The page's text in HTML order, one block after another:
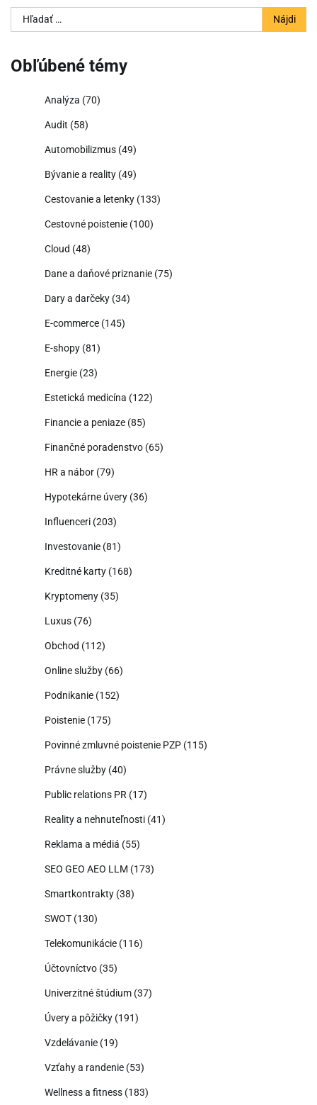
Hľadať:
Obľúbené témy
Analýza (70)
Audit (58)
Automobilizmus (49)
Bývanie a reality (49)
Cestovanie a letenky (133)
Cestovné poistenie (100)
Cloud (48)
Dane a daňové priznanie (75)
Dary a darčeky (34)
E-commerce (145)
E-shopy (81)
Energie (23)
Estetická medicína (122)
Financie a peniaze (85)
Finančné poradenstvo (65)
HR a nábor (79)
Hypotekárne úvery (36)
Influenceri (203)
Investovanie (81)
Kreditné karty (168)
Kryptomeny (35)
Luxus (76)
Obchod (112)
Online služby (66)
Podnikanie (152)
Poistenie (175)
Povinné zmluvné poistenie PZP (115)
Právne služby (40)
Public relations PR (17)
Reality a nehnuteľnosti (41)
Reklama a médiá (55)
SEO GEO AEO LLM (173)
Smartkontrakty (38)
SWOT (130)
Telekomunikácie (116)
Účtovníctvo (35)
Univerzitné štúdium (37)
Úvery a pôžičky (191)
Vzdelávanie (19)
Vzťahy a randenie (53)
Wellness a fitness (183)